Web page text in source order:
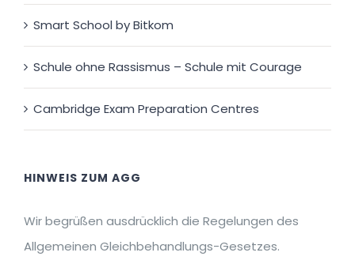
Smart School by Bitkom
Schule ohne Rassismus – Schule mit Courage
Cambridge Exam Preparation Centres
HINWEIS ZUM AGG
Wir begrüßen ausdrücklich die Regelungen des
Allgemeinen Gleichbehandlungs-Gesetzes.